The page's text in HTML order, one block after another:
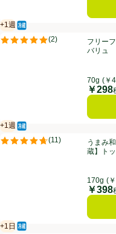
フリーフロム 無えんせき ロ
+1週
賞味・消費期限保証：１週間
冷蔵食品
(2)
評価は2件のレビューで5点中
フリー
バリュ
70g (￥
価格
￥298
うまみ和豚ロースコチュジャ
+1週
賞味・消費期限保証：１週間
冷蔵食品
(11)
評価は11件のレビューで5点
うまみ
蔵】ト
170g (
価格
￥398
+1日
賞味・消費期限保証：1日
冷蔵食品